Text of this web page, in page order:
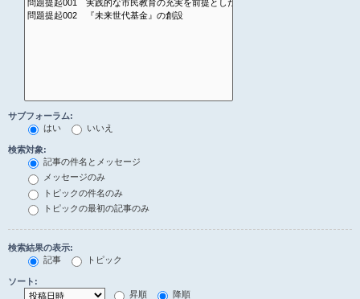
サブフォーラム:
はい
いいえ
検索対象:
記事の件名とメッセージ
メッセージのみ
トピックの件名のみ
トピックの最初の記事のみ
検索結果の表示:
記事
トピック
ソート:
昇順
降順